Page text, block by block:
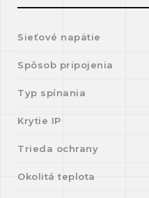
Sieťové napätie
Spôsob pripojenia
Typ spínania
Krytie IP
Trieda ochrany
Okolitá teplota